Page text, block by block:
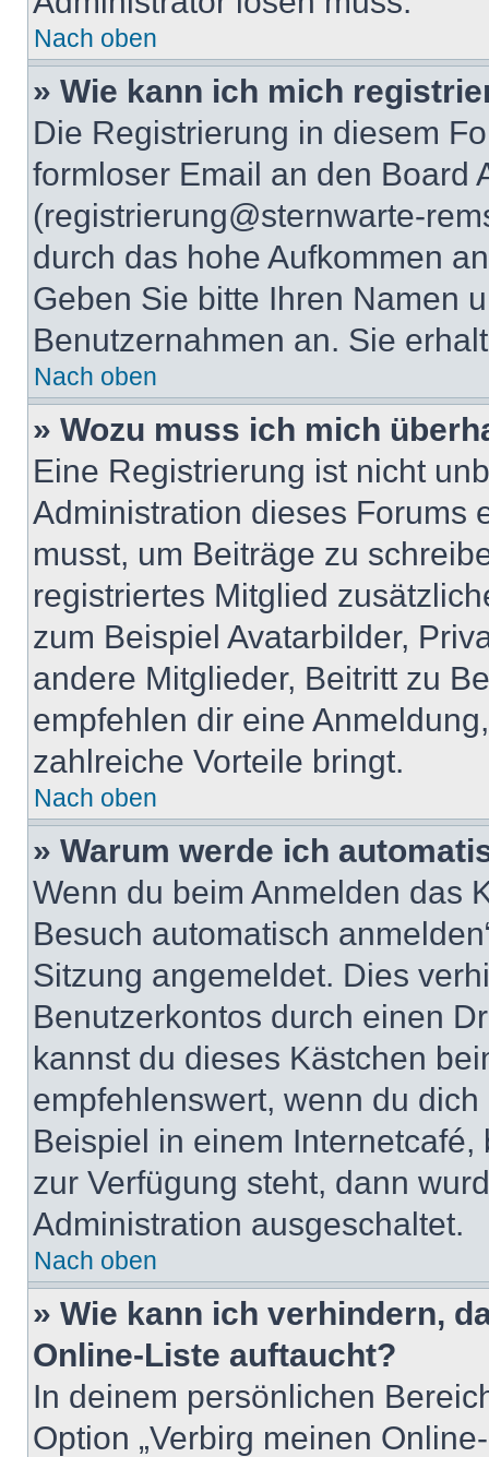
Nach oben
» Wie kann ich mich
Die Registrierung in diesem
formloser Email an den Board
(registrierung@sternwarte-
durch das hohe Aufkommen
Geben Sie bitte Ihren Namen
Benutzernahmen an. Sie
Nach oben
» Wozu muss ich mich
Eine Registrierung ist nicht
Administration dieses Forums
musst, um Beiträge zu
registriertes Mitglied
zum Beispiel Avatarbilder,
andere Mitglieder, Beitritt zu
empfehlen dir eine
zahlreiche Vorteile bringt.
Nach oben
» Warum werde ich
Wenn du beim Anmelden das
Besuch automatisch
Sitzung angemeldet. Dies
Benutzerkontos durch einen
kannst du dieses Kästchen
empfehlenswert, wenn du
Beispiel in einem
zur Verfügung steht, dann
Administration ausgeschaltet.
Nach oben
» Wie kann ich verhindern,
Online-Liste auftaucht?
In deinem persönlichen
Option „Verbirg meinen